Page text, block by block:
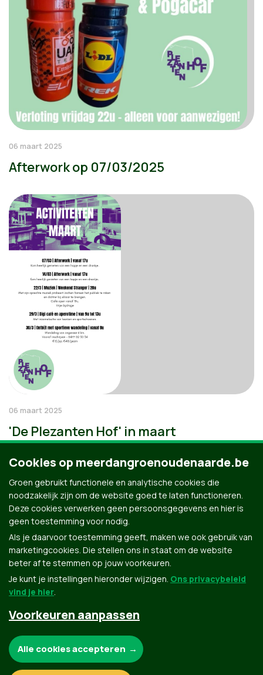
06 maart 2025
Afterwork op 07/03/2025
06 maart 2025
'De Plezanten Hof' in maart
Groen.be
Contact Privacybeleid
Cookies op meerdangroenoudenaarde.be
Groen gebruikt functionele en analytische cookies die
noodzakelijk zijn om de website goed te laten functioneren.
Deze cookies verwerken geen persoonsgegevens en hier is
geen toestemming voor nodig.
Als je daarvoor toestemming geeft, maken we ook gebruik van
marketingcookies. Die stellen ons in staat om de website
beter af te stemmen op jouw voorkeuren.
Je kunt je instellingen hieronder wijzigen. Ons privacybeleid
vind je hier.
Voorkeuren aanpassen
Alle cookies accepteren